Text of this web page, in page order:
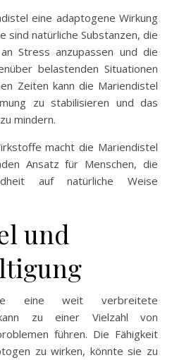
eine adaptogene Wirkung
sind natürliche Substanzen, die
Stress anzupassen und die
belastenden Situationen
Zeiten kann die Mariendistel
zu stabilisieren und das
mindern.
macht die Mariendistel
Ansatz für Menschen, die
auf natürliche Weise
und
eine weit verbreitete
zu einer Vielzahl von
führen. Die Fähigkeit
zu wirken, könnte sie zu